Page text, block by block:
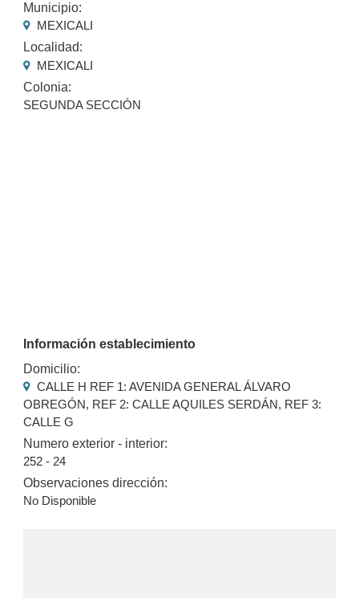
Municipio:
MEXICALI
Localidad:
MEXICALI
Colonia:
SEGUNDA SECCIÓN
Información establecimiento
Domicilio:
CALLE H REF 1: AVENIDA GENERAL ÁLVARO
OBREGÓN, REF 2: CALLE AQUILES SERDÁN, REF 3:
CALLE G
Numero exterior - interior:
252 - 24
Observaciones dirección:
No Disponible